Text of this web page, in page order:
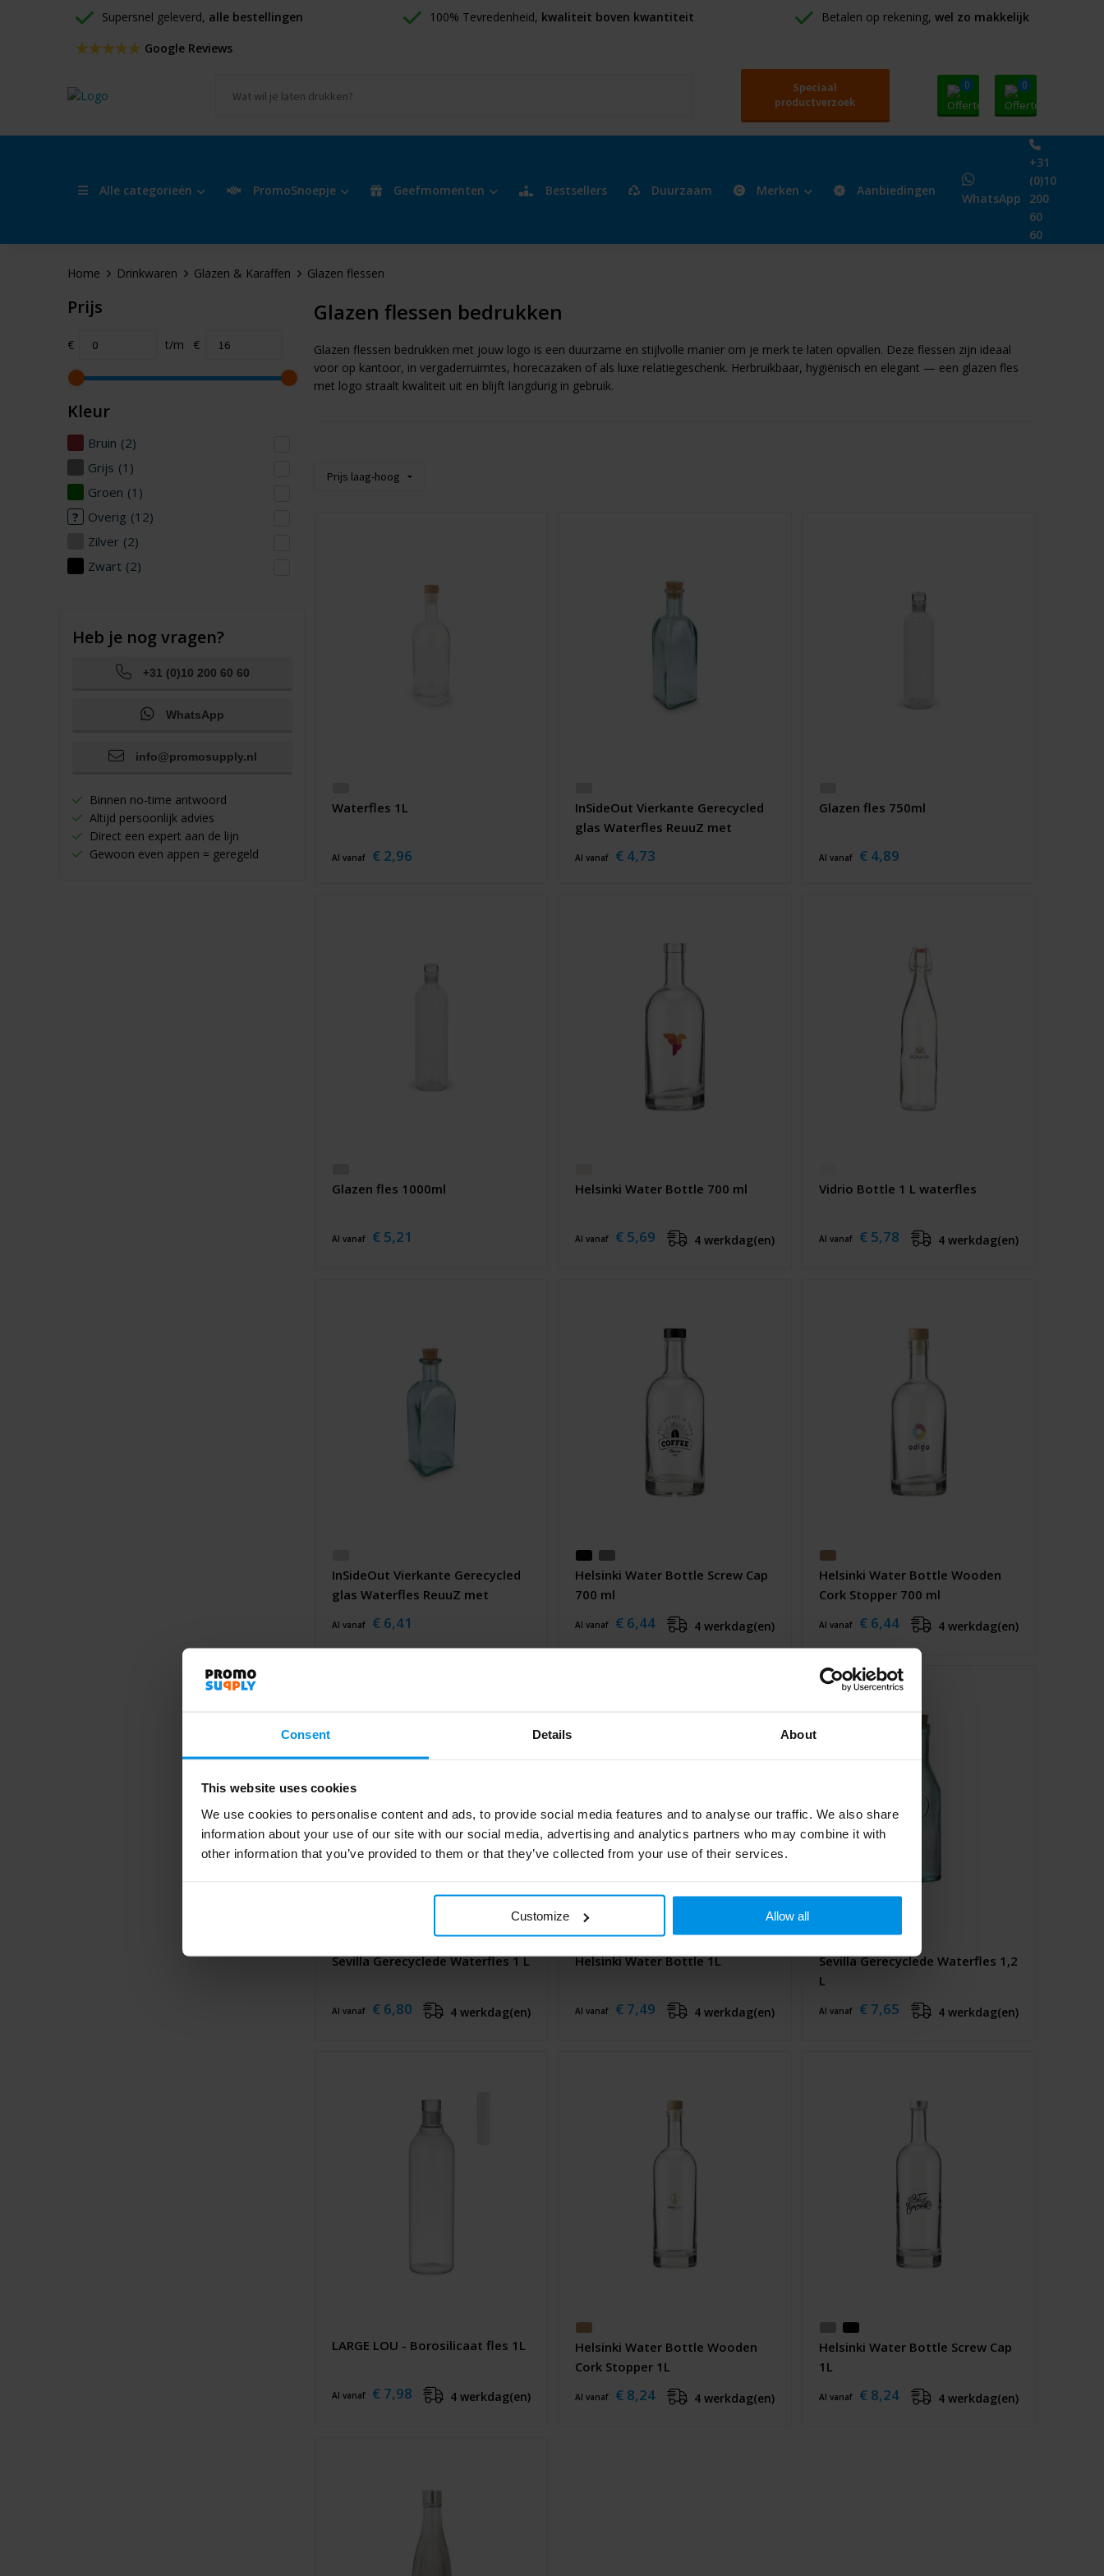
Consent Details About
This website uses cookies
We use cookies to personalise content and ads, to provide social media features and to analyse our traffic. We also share
information about your use of our site with our social media, advertising and analytics partners who may combine it with
other information that you’ve provided to them or that they’ve collected from your use of their services.
Customize Allow all
Supersnel geleverd, alle bestellingen 100% Tevredenheid, kwaliteit boven kwantiteit Betalen op rekening, wel zo makkelijk
Google Reviews
Speciaal
productverzoek
0 0
Alle categorieën PromoSnoepje Geefmomenten Bestsellers Duurzaam Merken Aanbiedingen
WhatsApp
+31
(0)10
200
60
60
Home Drinkwaren Glazen & Karaffen Glazen flessen
Prijs
€ t/m €
Kleur
Bruin (2)
Grijs (1)
Groen (1)
Overig (12)
Zilver (2)
Zwart (2)
Heb je nog vragen?
+31 (0)10 200 60 60
WhatsApp
info@promosupply.nl
Binnen no-time antwoord
Altijd persoonlijk advies
Direct een expert aan de lijn
Gewoon even appen = geregeld
Glazen flessen bedrukken
Glazen flessen bedrukken met jouw logo is een duurzame en stijlvolle manier om je merk te laten opvallen. Deze flessen zijn ideaal
voor op kantoor, in vergaderruimtes, horecazaken of als luxe relatiegeschenk. Herbruikbaar, hygiënisch en elegant — een glazen fles
met logo straalt kwaliteit uit en blijft langdurig in gebruik.
Waterfles 1L
Al vanaf € 2,96
InSideOut Vierkante Gerecycled
glas Waterfles ReuuZ met
Al vanaf € 4,73
Glazen fles 750ml
Al vanaf € 4,89
Glazen fles 1000ml
Al vanaf € 5,21
Helsinki Water Bottle 700 ml
Al vanaf € 5,69 4 werkdag(en)
Vidrio Bottle 1 L waterfles
Al vanaf € 5,78 4 werkdag(en)
InSideOut Vierkante Gerecycled
glas Waterfles ReuuZ met
kurkstop 1L
Al vanaf € 6,41
Helsinki Water Bottle Screw Cap
700 ml
Al vanaf € 6,44 4 werkdag(en)
Helsinki Water Bottle Wooden
Cork Stopper 700 ml
Al vanaf € 6,44 4 werkdag(en)
Sevilla Gerecyclede Waterfles 1 L
Al vanaf € 6,80 4 werkdag(en)
Helsinki Water Bottle 1L
Al vanaf € 7,49 4 werkdag(en)
Sevilla Gerecyclede Waterfles 1,2
L
Al vanaf € 7,65 4 werkdag(en)
LARGE LOU - Borosilicaat fles 1L
Al vanaf € 7,98 4 werkdag(en)
Helsinki Water Bottle Wooden
Cork Stopper 1L
Al vanaf € 8,24 4 werkdag(en)
Helsinki Water Bottle Screw Cap
1L
Al vanaf € 8,24 4 werkdag(en)